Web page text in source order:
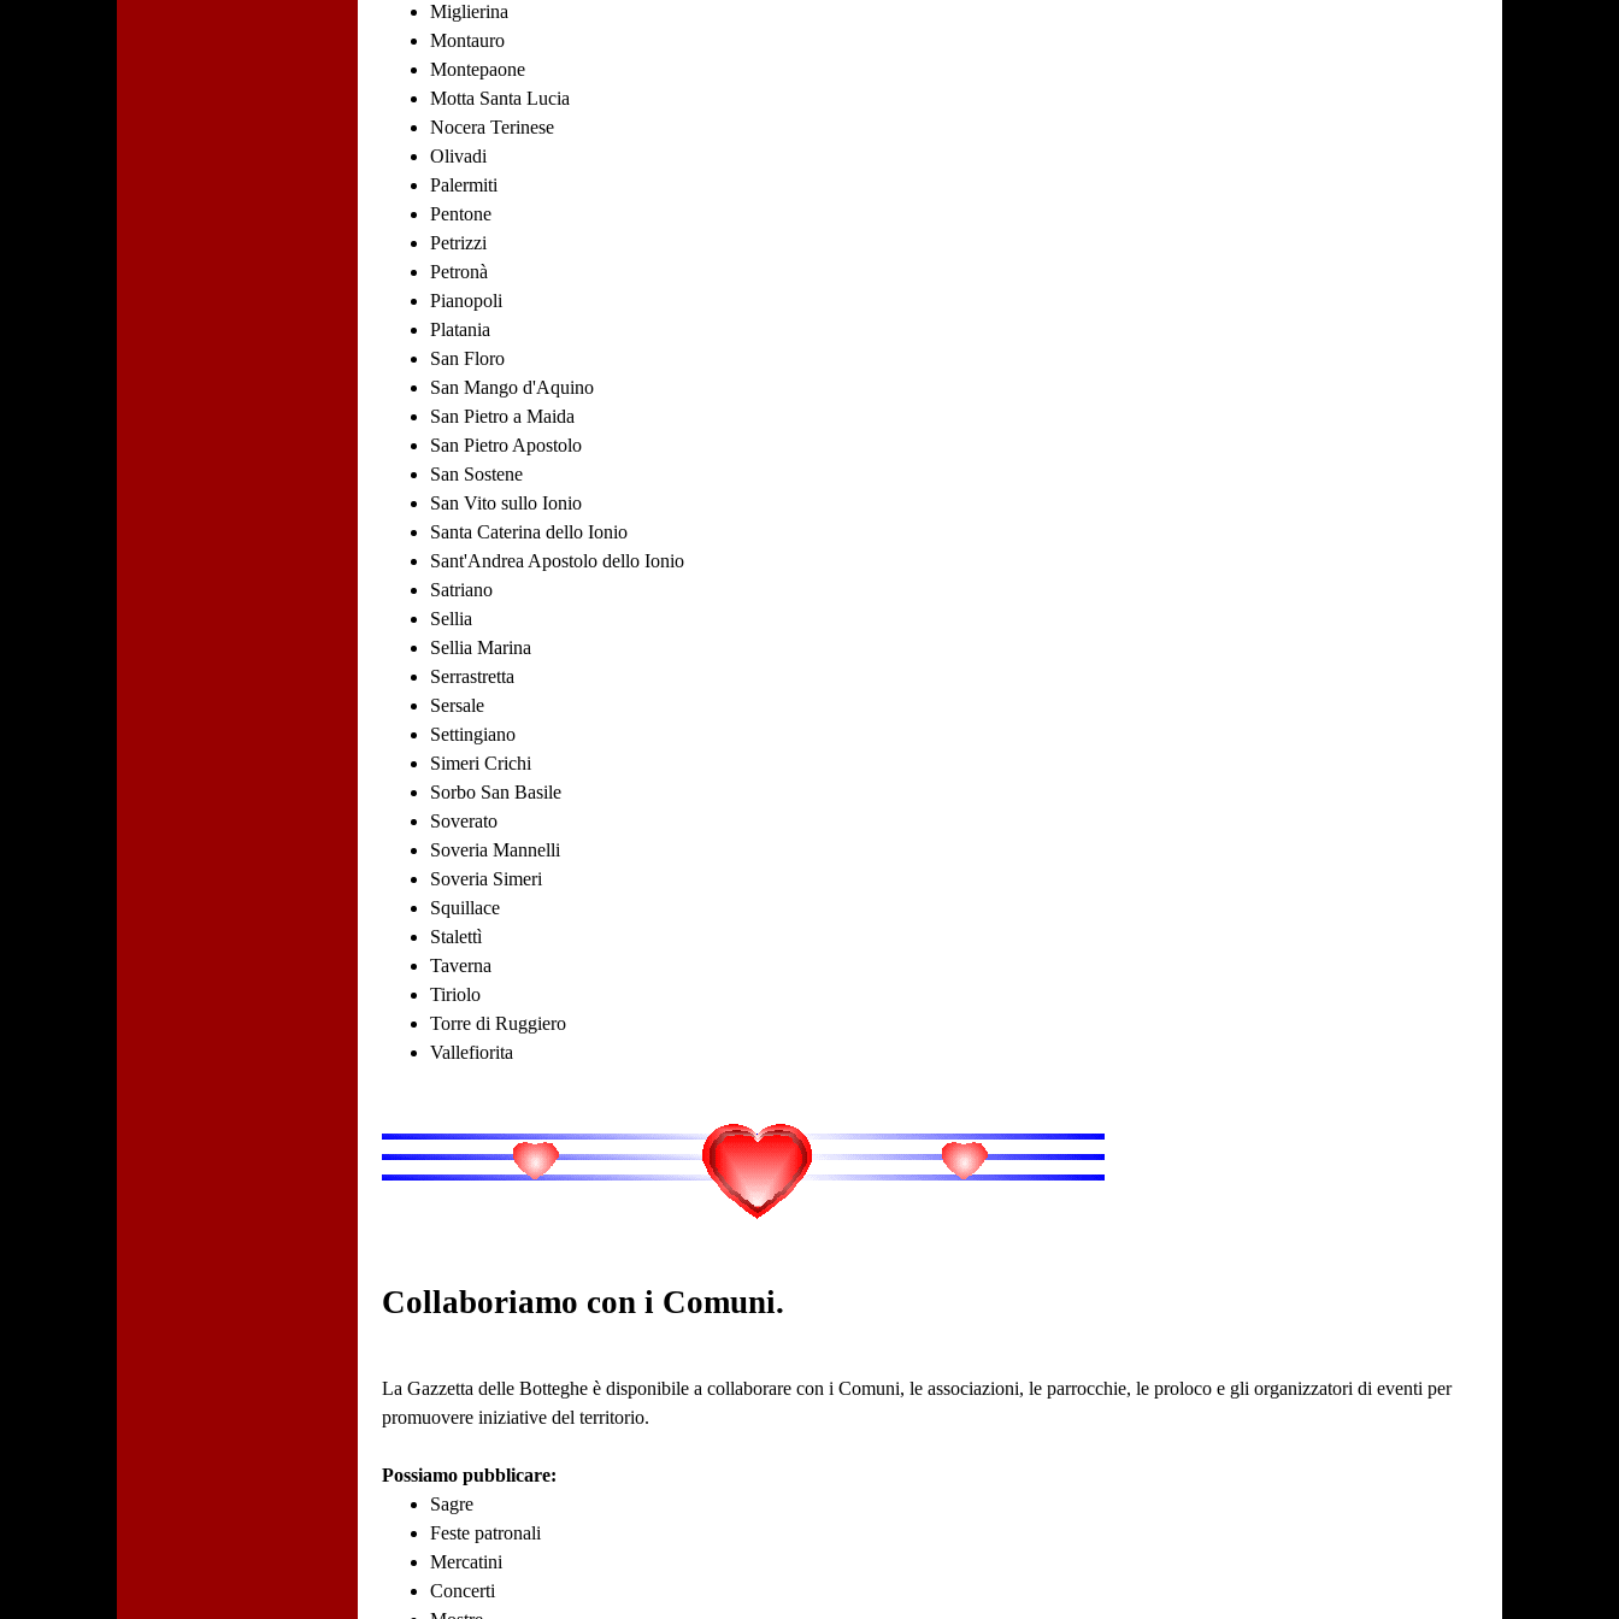
Miglierina
Montauro
Montepaone
Motta Santa Lucia
Nocera Terinese
Olivadi
Palermiti
Pentone
Petrizzi
Petronà
Pianopoli
Platania
San Floro
San Mango d'Aquino
San Pietro a Maida
San Pietro Apostolo
San Sostene
San Vito sullo Ionio
Santa Caterina dello Ionio
Sant'Andrea Apostolo dello Ionio
Satriano
Sellia
Sellia Marina
Serrastretta
Sersale
Settingiano
Simeri Crichi
Sorbo San Basile
Soverato
Soveria Mannelli
Soveria Simeri
Squillace
Stalettì
Taverna
Tiriolo
Torre di Ruggiero
Vallefiorita
Collaboriamo con i Comuni.
La Gazzetta delle Botteghe è disponibile a collaborare con i Comuni, le associazioni, le parrocchie, le proloco e gli organizzatori di eventi per
promuovere iniziative del territorio.
Possiamo pubblicare:
Sagre
Feste patronali
Mercatini
Concerti